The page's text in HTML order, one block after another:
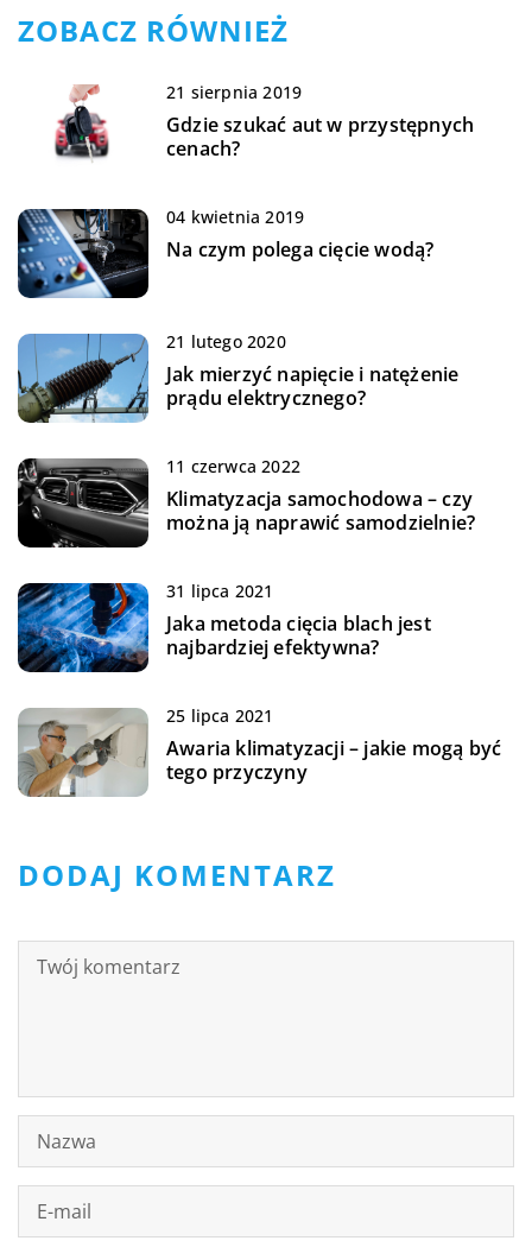
ZOBACZ RÓWNIEŻ
21 sierpnia 2019
Gdzie szukać aut w przystępnych
cenach?
04 kwietnia 2019
Na czym polega cięcie wodą?
21 lutego 2020
Jak mierzyć napięcie i natężenie
prądu elektrycznego?
11 czerwca 2022
Klimatyzacja samochodowa – czy
można ją naprawić samodzielnie?
31 lipca 2021
Jaka metoda cięcia blach jest
najbardziej efektywna?
25 lipca 2021
Awaria klimatyzacji – jakie mogą być
tego przyczyny
DODAJ KOMENTARZ